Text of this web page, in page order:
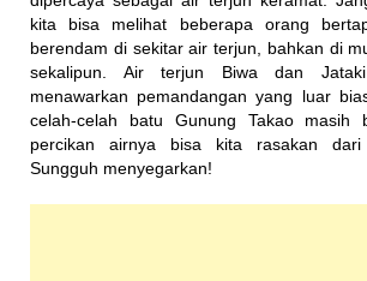
kita bisa melihat beberapa orang
berendam di sekitar air terjun, bahkan di
sekalipun. Air terjun Biwa dan
menawarkan pemandangan yang luar
celah-celah batu Gunung Takao masih
percikan airnya bisa kita rasakan dari
Sungguh menyegarkan!